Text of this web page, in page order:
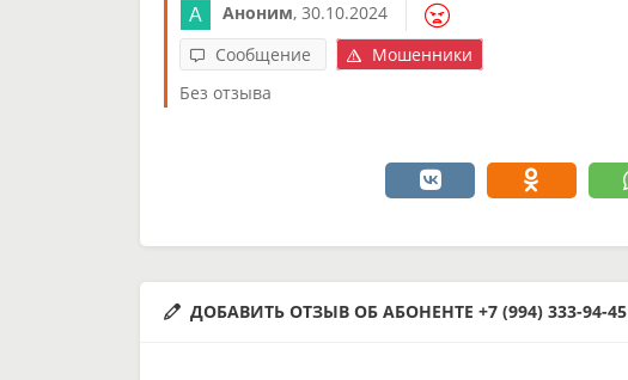
Аноним, 30.10.2024
Сообщение
Мошенники
Без отзыва
ДОБАВИТЬ ОТЗЫВ ОБ АБОНЕНТЕ +7 (994) 333-94-45